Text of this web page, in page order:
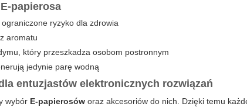
papierosa
ryzyko dla zdrowia
aromatu
który przeszkadza osobom postronnym
jedynie parę wodną
entuzjastów elektronicznych rozwiązań
wybór E-papierosów oraz akcesoriów do nich. Dzięki temu